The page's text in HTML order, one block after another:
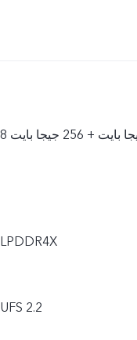
LPDDR4X
UFS 2.2